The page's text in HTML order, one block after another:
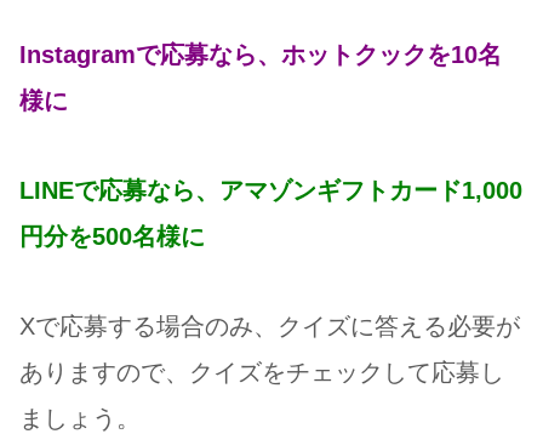
Instagramで応募なら、ホットクックを10名
様に
LINEで応募なら、アマゾンギフトカード1,000
円分を500名様に
Xで応募する場合のみ、クイズに答える必要が
ありますので、クイズをチェックして応募し
ましょう。